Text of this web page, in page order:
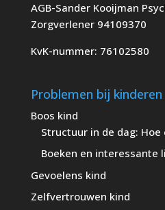
AGB-Sander Kooijman
Zorgverlener 94109370
KvK-nummer: 76102580
Problemen bij kinderen
Boos kind
Structuur in de dag: Hoe
Boeken en interessante
Gevoelens kind
Zelfvertrouwen kind